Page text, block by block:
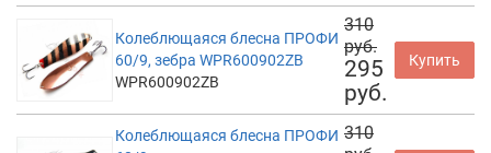
Колеблющаяся блесна ПРОФИ
60/9, зебра WPR600902ZB
WPR600902ZB
310
руб.
295
руб.
Купить
Колеблющаяся блесна ПРОФИ 310